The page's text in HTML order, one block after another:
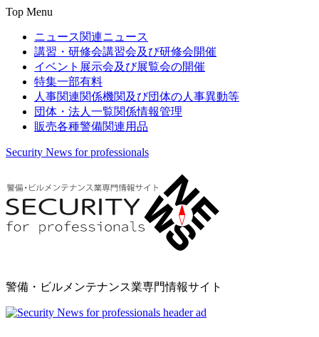
Top Menu
ニュース関連ニュース
講習・研修会講習会及び研修会開催
イベント 展示会及び展覧会の開催
特集一部有料
人事関連関係機関及び団体の人事異動等
団体・法人一覧関係情報管理
販売各種警備関連用品
Security News for professionals
警備・ビルメンテナンス業専門情報サイト